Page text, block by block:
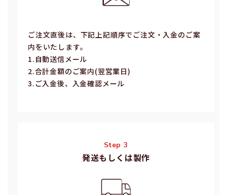
ご注⽂直後は、下記上記順序でご注⽂・⼊⾦のご案
内をいたします。
1.⾃動送信メール
2.合計⾦額のご案内(翌営業⽇)
3.ご⼊⾦後、⼊⾦確認メール
Step 3
発送もしくは製作